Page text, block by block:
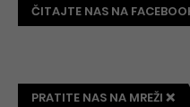
ČITAJTE NAS NA
PRATITE NAS NA MREŽI ❌